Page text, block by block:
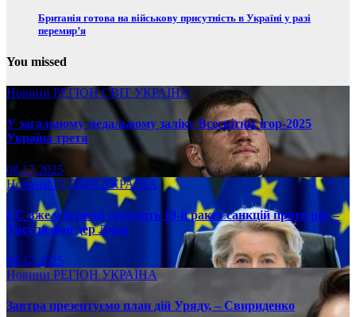
Британія готова на військову присутність в Україні у разі
перемир’я
You missed
Новини РЕГІОНСВІТ УКРАЇНА
У загальному медальному заліку Всесвітніх ігор-2025
Україна третя
08.17.2025
НовиниРЕГІОН УКРАЇНА
ЄС вже у вересні ухвалить 19-й ракет санкцій проти рф, –
Урсула фон дер Ляєн
08.17.2025
Новини РЕГІОН УКРАЇНА
Завтра презентуємо план дій Уряду, – Свириденко